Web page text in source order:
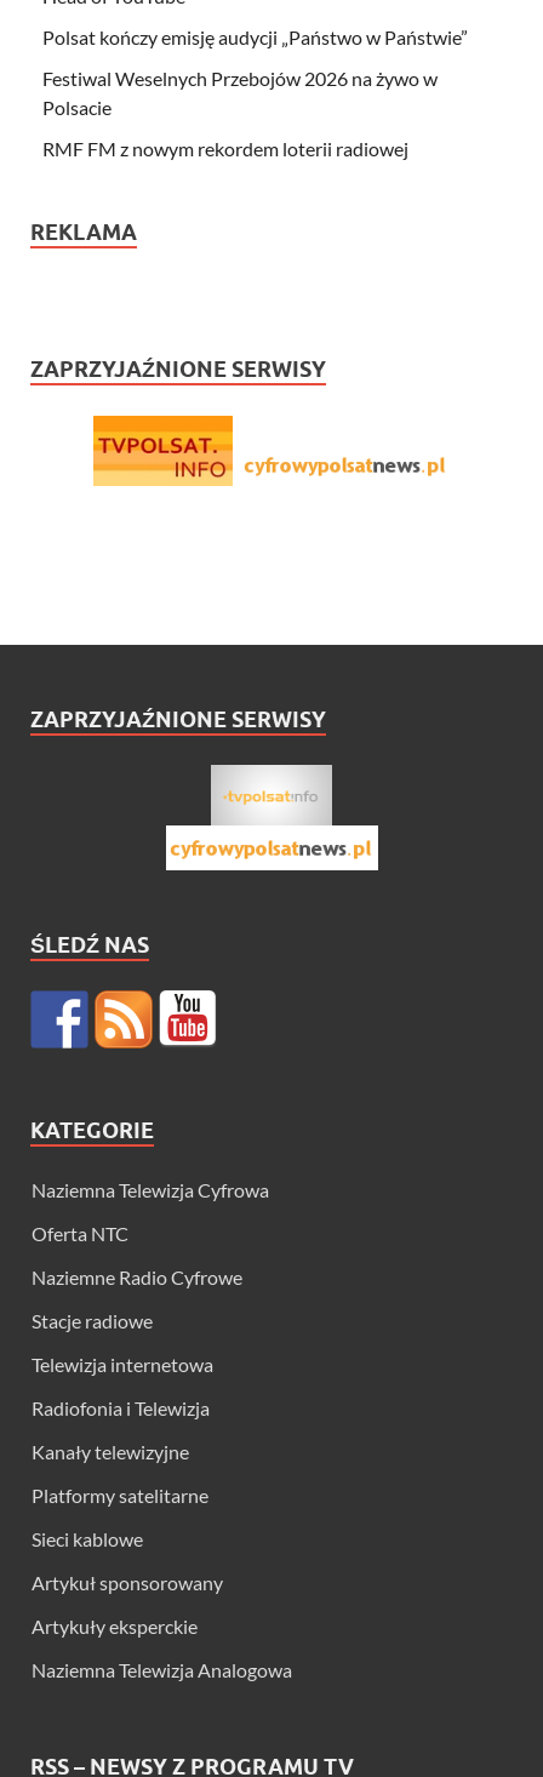
Polsat kończy emisję audycji „Państwo w Państwie”
Festiwal Weselnych Przebojów 2026 na żywo w
Polsacie
RMF FM z nowym rekordem loterii radiowej
REKLAMA
ZAPRZYJAŹNIONE SERWISY
ZAPRZYJAŹNIONE SERWISY
ŚLEDŹ NAS
KATEGORIE
Naziemna Telewizja Cyfrowa
Oferta NTC
Naziemne Radio Cyfrowe
Stacje radiowe
Telewizja internetowa
Radiofonia i Telewizja
Kanały telewizyjne
Platformy satelitarne
Sieci kablowe
Artykuł sponsorowany
Artykuły eksperckie
Naziemna Telewizja Analogowa
RSS – NEWSY Z PROGRAMU TV